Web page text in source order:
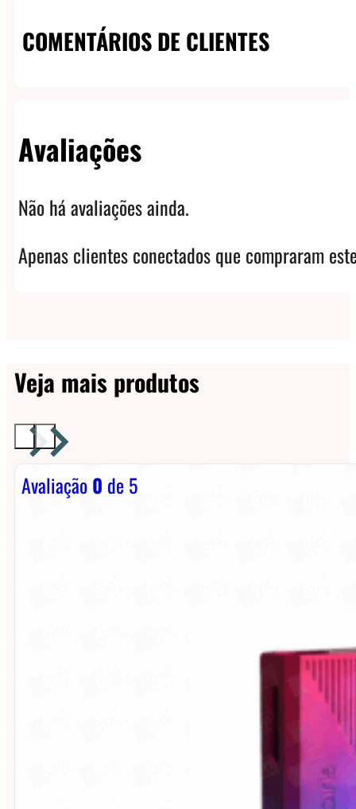
COMENTÁRIOS DE CLIENTES
Avaliações
Não há avaliações ainda.
Apenas clientes conectados que compraram
Veja mais produtos
Avaliação0 de 5